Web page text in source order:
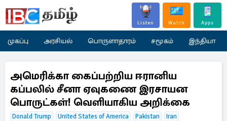
Listen Watch Apps
முகப்பு அரசியல் பொருளாதாரம் சமூகம் இந்தியா
அமெரிக்கா கைப்பற்றிய ஈரானிய
கப்பலில் சீனா ஏவுகணை இரசாயன
பொருட்கள்! வெளியாகிய அறிக்கை
Donald Trump United States of America Pakistan
Iran